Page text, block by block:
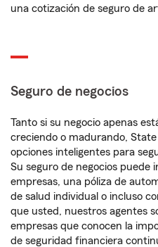
una cotización de seguro de
Seguro de negocios
Tanto si su negocio apenas
creciendo o madurando,
opciones inteligentes para
Su seguro de negocios puede
empresas, una póliza de
de salud individual o incluso
que usted, nuestros agentes
empresas que conocen la
de seguridad financiera